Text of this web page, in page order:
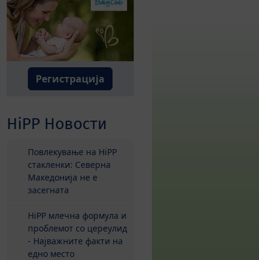
Регистрација
HiPP Новости
Повлекување на HiPP
стакленки: Северна
Македонија не е
засегната
HiPP млечна формула и
проблемот со церeулид
- Најважните факти на
едно место